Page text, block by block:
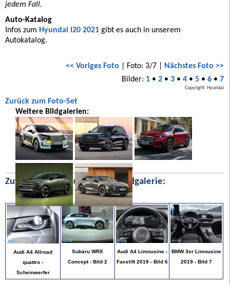
jedem Fall.
Auto-Katalog
Infos zum Hyundai i20 2021 gibt es auch in unserem
Autokatalog.
<< Voriges Foto | Foto: 3/7 | Nächstes Foto >>
Bilder: 1• 2• 3• 4• 5• 6• 7
Copyright: Hyundai
Zurück zum Foto-Set
Weitere Bildgalerien:
Zufällige Bilder aus unserer Bildgalerie:
Audi A4 Allroad
quattro -
Scheinwerfer
Subaru WRX
Concept - Bild 2
Audi A4 Limousine -
Facelift 2019 - Bild 6
BMW 3er Limousine
2019 - Bild 7